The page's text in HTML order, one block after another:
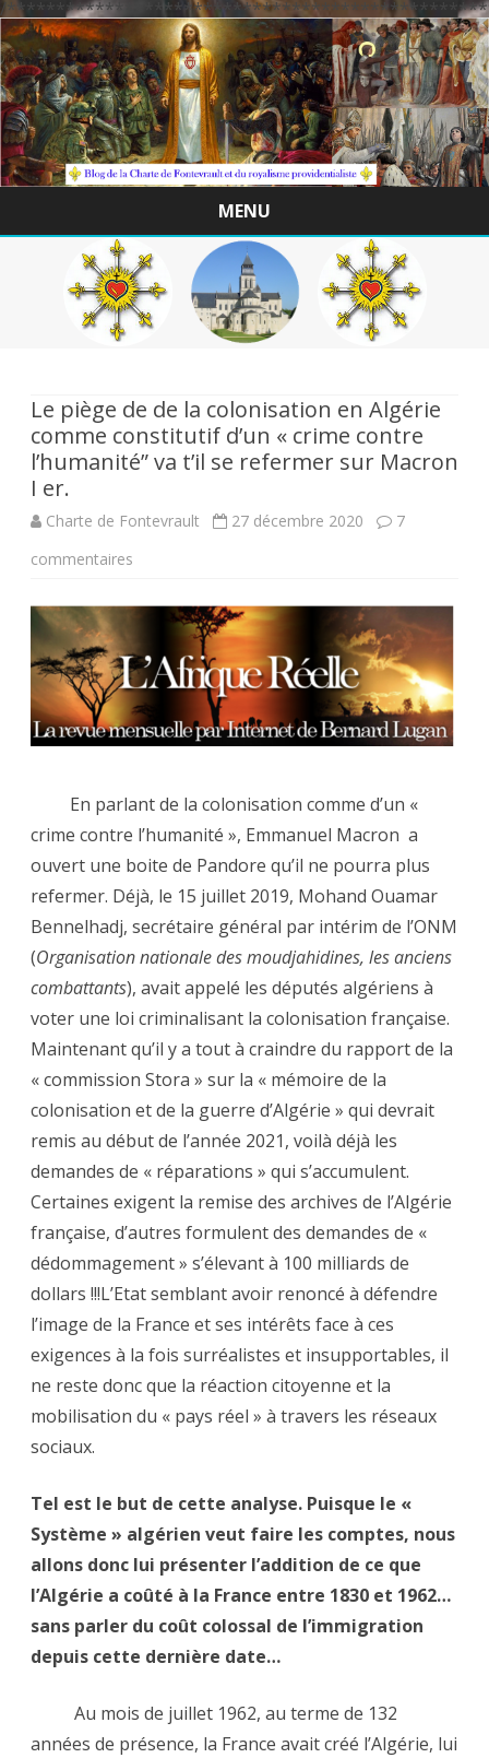
/
MENU
Skip
to
content
Le piège de de la colonisation en Algérie
comme constitutif d’un « crime contre
l’humanité” va t’il se refermer sur Macron
I er.
Charte de Fontevrault 27 décembre 2020
7
commentaires
de
de
la
en
Algérie
comme
constitutif
«
crime
contre
l’humanité”
va
t’il
se
refermer
sur
Macron
I
En parlant de la colonisation comme d’un «
crime contre l’humanité », Emmanuel Macron a
ouvert une boite de Pandore qu’il ne pourra plus
refermer. Déjà, le 15 juillet 2019, Mohand Ouamar
Bennelhadj, secrétaire général par intérim de l’ONM
(Organisation nationale des moudjahidines, les anciens
combattants), avait appelé les députés algériens à
voter une loi criminalisant la colonisation française.
Maintenant qu’il y a tout à craindre du rapport de la
« commission Stora » sur la « mémoire de la
colonisation et de la guerre d’Algérie » qui devrait
remis au début de l’année 2021, voilà déjà les
demandes de « réparations » qui s’accumulent.
Certaines exigent la remise des archives de l’Algérie
française, d’autres formulent des demandes de «
dédommagement » s’élevant à 100 milliards de
dollars !!!L’Etat semblant avoir renoncé à défendre
l’image de la France et ses intérêts face à ces
exigences à la fois surréalistes et insupportables, il
ne reste donc que la réaction citoyenne et la
mobilisation du « pays réel » à travers les réseaux
sociaux.
Tel est le but de cette analyse. Puisque le «
Système » algérien veut faire les comptes, nous
allons donc lui présenter l’addition de ce que
l’Algérie a coûté à la France entre 1830 et 1962…
sans parler du coût colossal de l’immigration
depuis cette dernière date…
Au mois de juillet 1962, au terme de 132
années de présence, la France avait créé l’Algérie, lui